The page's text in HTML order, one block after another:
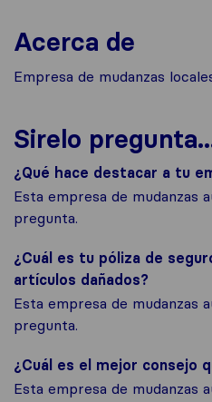
Acerca de
Empresa de mudanzas
Sirelo
¿Qué hace destacar a tu
Esta empresa de mudanzas
pregunta.
¿Cuál es tu póliza de
artículos dañados?
Esta empresa de mudanzas
pregunta.
¿Cuál es el mejor consejo
Esta empresa de mudanzas